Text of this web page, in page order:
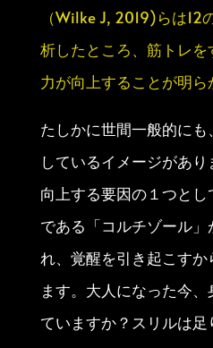
（Wilke J, 2019)らは12
析したところ、筋トレ
力が向上することが明ら
たしかに世間一般的に
しているイメージがあ
向上する要因の１つと
である「コルチゾール
れ、覚醒を引き起こす
ます。大人になった今
ていますか？スリルは足